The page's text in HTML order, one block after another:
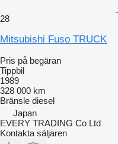
28
Mitsubishi Fuso TRUCK
Pris på begäran
Tippbil
1989
328 000 km
Bränsle diesel
Japan
EVERY TRADING Co Ltd
Kontakta säljaren